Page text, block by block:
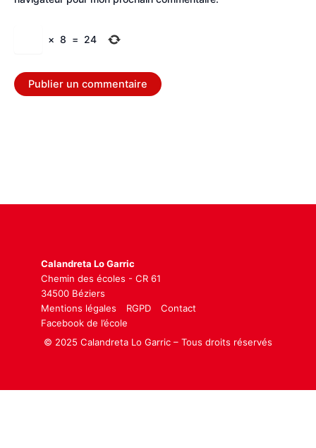
× 8 = 24
Calandreta Lo Garric
Chemin des écoles - CR 61
34500 Béziers
Mentions légales
RGPD
Contact
Facebook de l’école
© 2025 Calandreta Lo Garric – Tous droits réservés